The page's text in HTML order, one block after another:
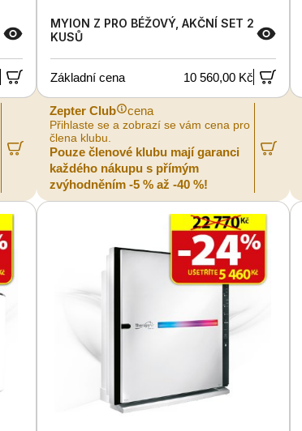
MYION Z PRO BÉŽOVÝ, AKČNÍ SET 2
KUSŮ
Základní cena 10 560,00 Kč
Zepter Club cena
Přihlaste se a zobrazí se vám cena pro
člena klubu.
Pouze členové klubu mají garanci
každého nákupu s přímým
zvýhodněním -5 % až -40 %!